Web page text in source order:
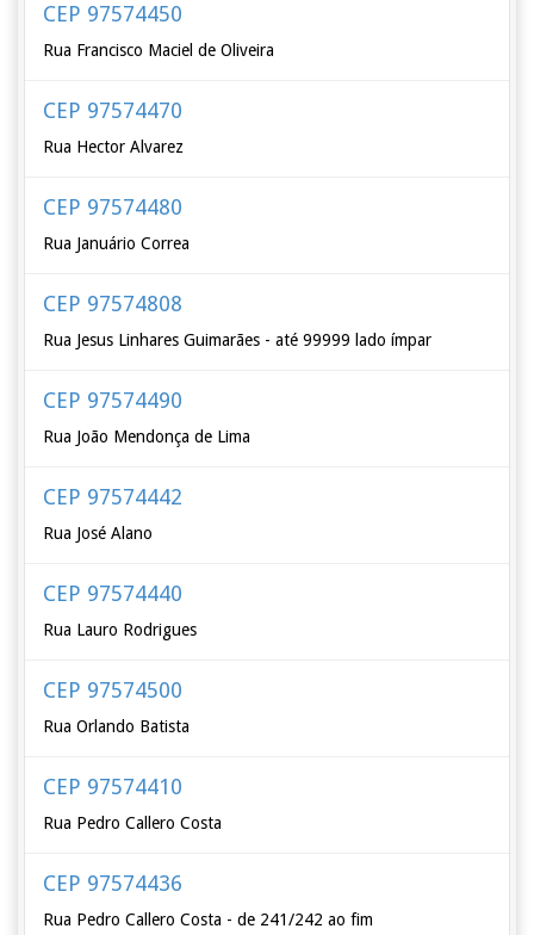
CEP 97574450
Rua Francisco Maciel de Oliveira
CEP 97574470
Rua Hector Alvarez
CEP 97574480
Rua Januário Correa
CEP 97574808
Rua Jesus Linhares Guimarães - até 99999 lado ímpar
CEP 97574490
Rua João Mendonça de Lima
CEP 97574442
Rua José Alano
CEP 97574440
Rua Lauro Rodrigues
CEP 97574500
Rua Orlando Batista
CEP 97574410
Rua Pedro Callero Costa
CEP 97574436
Rua Pedro Callero Costa - de 241/242 ao fim